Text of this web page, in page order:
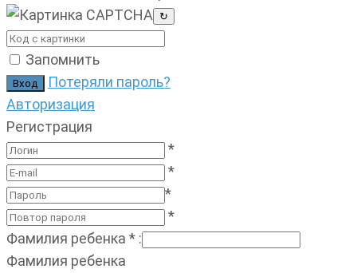
↻
Запомнить
Потеряли пароль?
Авторизация
Регистрация
*
*
*
*
Фамилия ребенка * :
Фамилия ребенка